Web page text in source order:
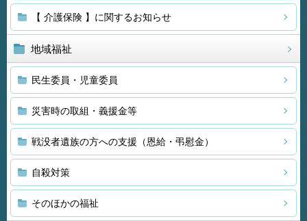
【 介護保険 】に関するお知らせ
地域福祉
民生委員・児童委員
災害時の取組・義援金等
戦没者遺族の方への支援（恩給・弔慰金）
自殺対策
そのほかの福祉